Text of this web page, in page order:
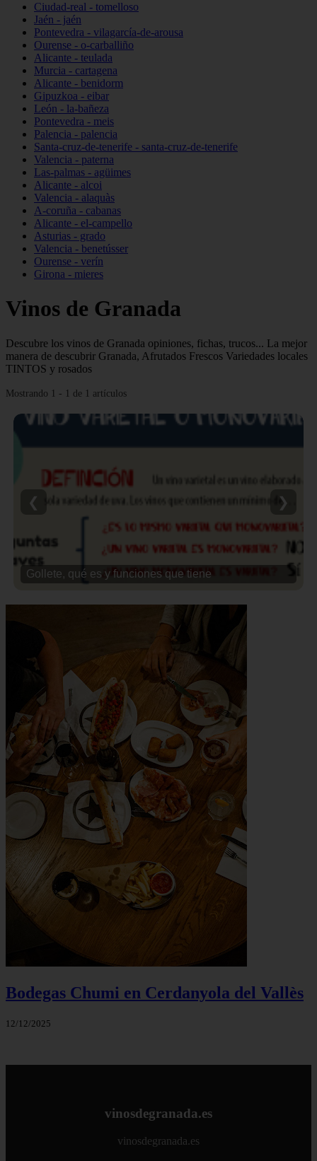
Ciudad-real - tomelloso
Jaén - jaén
Pontevedra - vilagarcía-de-arousa
Ourense - o-carballiño
Alicante - teulada
Murcia - cartagena
Alicante - benidorm
Gipuzkoa - eibar
León - la-bañeza
Pontevedra - meis
Palencia - palencia
Santa-cruz-de-tenerife - santa-cruz-de-tenerife
Valencia - paterna
Las-palmas - agüimes
Alicante - alcoi
Valencia - alaquàs
A-coruña - cabanas
Alicante - el-campello
Asturias - grado
Valencia - benetússer
Ourense - verín
Girona - mieres
Vinos de Granada
Descubre los vinos de Granada opiniones, fichas, trucos... La mejor
manera de descubrir Granada, Afrutados Frescos Variedades locales
TINTOS y rosados
Mostrando 1 - 1 de 1 artículos
Gollete, qué es y funciones que tiene
❮ ❯
Bodegas Chumi en Cerdanyola del Vallès
12/12/2025
vinosdegranada.es
vinosdegranada.es